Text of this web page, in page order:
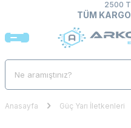
2500
TÜM
Anasayfa Güç Yarı İletkenleri